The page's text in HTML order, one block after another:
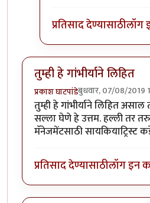
प्रतिसाद देण्यासाठीलॉग
तुम्ही हे गांभीर्याने लिहित
प्रकाश घाटपांडेबुधवार, 07/08/2019
तुम्ही हे गांभीर्याने लिहित असाल
सल्ला घेणे हे उत्तम. हल्ली तर
मॅनेजमेंटसाठी सायकियाट्रिस्ट
प्रतिसाद देण्यासाठीलॉग इन